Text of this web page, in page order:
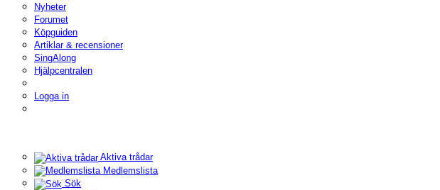
Nyheter
Forumet
Köpguiden
Artiklar & recensioner
SingAlong
Hjälpcentralen
Logga in
Aktiva trådar
Medlemslista
Sök